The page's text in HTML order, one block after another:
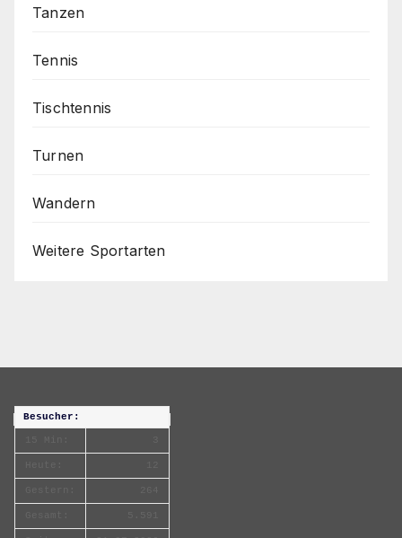
Tanzen
Tennis
Tischtennis
Turnen
Wandern
Weitere Sportarten
Besucher: